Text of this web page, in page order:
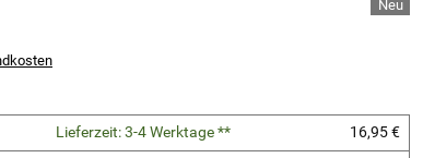
Lieferzeit: 3-4 Werktage **
16,95 €